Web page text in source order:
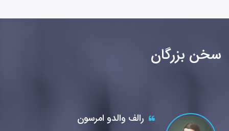
سخن بزرگان
رالف والدو امرسون